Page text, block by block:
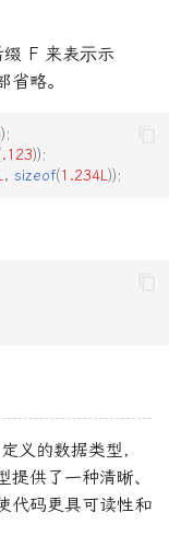
F 来表⽰示
略。
.123));
, sizeof(1.234L));
义的数据类型，
供了一种清晰、
代码更具可读性和